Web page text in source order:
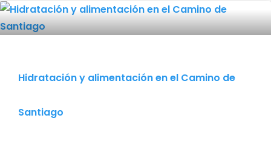
Hidratación y alimentación en el Camino de
Santiago